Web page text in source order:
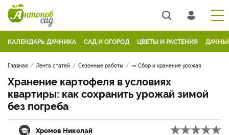
КАЛЕНДАРЬ ДАЧНИКА САД И ОГОРОД ЦВЕТЫ И РАСТЕНИЯ
Главная Лента статей Сезонные работы 🥕 Сбор и хранение урожая
Хранение картофеля в условиях
квартиры: как сохранить урожай зимой
без погреба
Хромов Николай